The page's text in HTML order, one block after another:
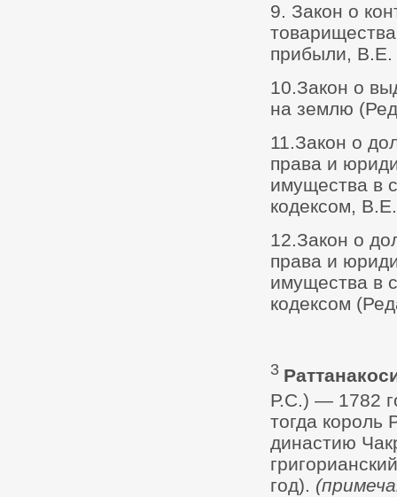
9. Закон о
прибыли, B.E.
10.Закон о
на землю
11.Закон о
права и
имущества в
кодексом,
12.Закон о
права и
имущества в
кодексом
3
Р.С.) — 1782
тогда король
династию
год).